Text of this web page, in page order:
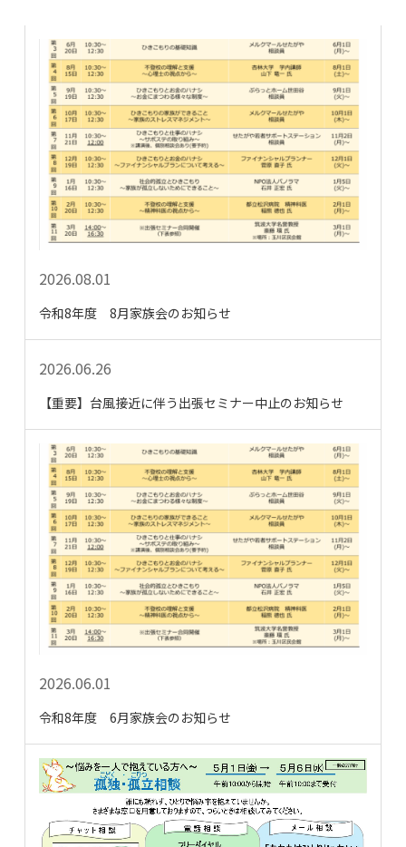
2026.08.01
令和8年度 8月家族会のお知らせ
2026.06.26
【重要】台風接近に伴う出張セミナー中止のお知らせ
2026.06.01
令和8年度 6月家族会のお知らせ